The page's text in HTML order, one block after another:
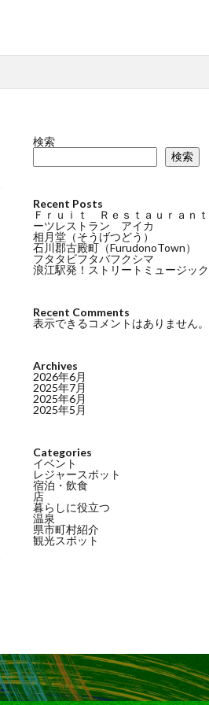
検索
検索
Recent Posts
Ｆｒｕｉｔ Ｒｅｓｔａｕｒａ
ーツレストラン アイカ
相月堂（そうげつどう）
石川郡古殿町（FurudonoTown）
フタタビフタバフクシマ
浪江駅発！ストリートミュージッ
Recent Comments
表示できるコメントはありません。
Archives
2026年6月
2025年7月
2025年6月
2025年5月
Categories
イベント
レジャースポット
宿泊・飲食
店
暮らしに役立つ
温泉
県市町村紹介
観光スポット